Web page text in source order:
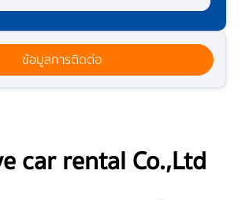
ข้อมูลการติดต่อ
car rental Co.,Ltd